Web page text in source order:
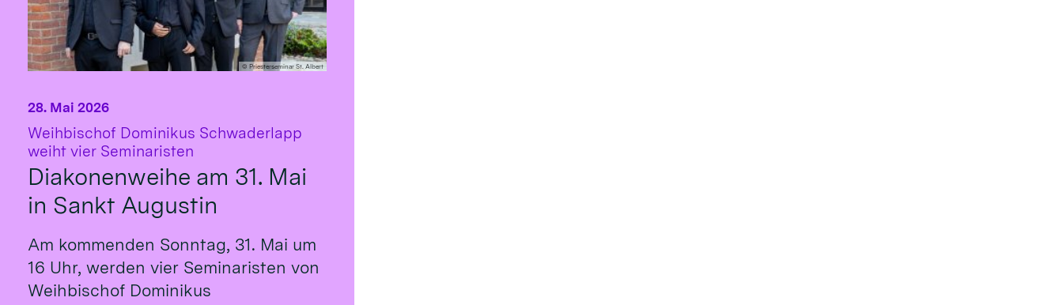
© Priesterseminar St. Albert
Weihbischof Dominikus Schwaderlapp
weiht vier Seminaristen
Diakonenweihe am 31. Mai
in Sankt Augustin
28. Mai 2026
Am kommenden Sonntag, 31. Mai um
16 Uhr, werden vier Seminaristen von
Weihbischof Dominikus